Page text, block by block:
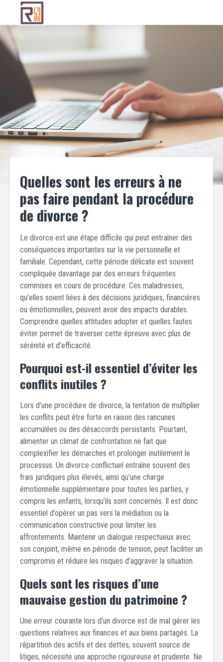
Quelles sont les erreurs à ne
pas faire pendant la procédure
de divorce ?
Le divorce est une étape difficile qui peut entraîner des
conséquences importantes sur la vie personnelle et
familiale. Cependant, cette période délicate est souvent
compliquée davantage par des erreurs fréquentes
commises en cours de procédure. Ces maladresses,
qu’elles soient liées à des décisions juridiques, financières
ou émotionnelles, peuvent avoir des impacts durables.
Comprendre quelles attitudes adopter et quelles fautes
éviter permet de traverser cette épreuve avec plus de
sérénité et d’efficacité.
Pourquoi est-il essentiel d’éviter les
conflits inutiles ?
Lors d’une procédure de divorce, la tentation de multiplier
les conflits peut être forte en raison des rancunes
accumulées ou des désaccords persistants. Pourtant,
alimenter un climat de confrontation ne fait que
complexifier les démarches et prolonger inutilement le
processus. Un divorce conflictuel entraîne souvent des
frais juridiques plus élevés, ainsi qu’une charge
émotionnelle supplémentaire pour toutes les parties, y
compris les enfants, lorsqu’ils sont concernés. Il est donc
essentiel d’opérer un pas vers la médiation ou la
communication constructive pour limiter les
affrontements. Maintenir un dialogue respectueux avec
son conjoint, même en période de tension, peut faciliter un
compromis et réduire les risques d’aggraver la situation.
Quels sont les risques d’une
mauvaise gestion du patrimoine ?
Une erreur courante lors d’un divorce est de mal gérer les
questions relatives aux finances et aux biens partagés. La
répartition des actifs et des dettes, souvent source de
litiges, nécessite une approche rigoureuse et prudente. Ne